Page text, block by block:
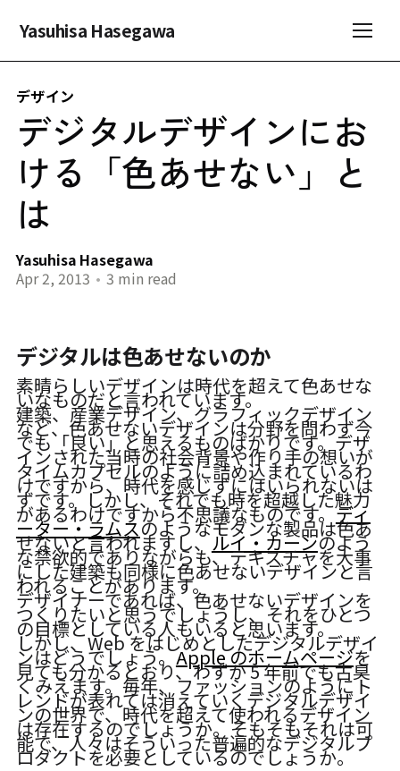
Yasuhisa Hasegawa
デザイン
デジタルデザインにお
ける「色あせない」と
は
Yasuhisa Hasegawa
Apr 2, 2013 • 3 min read
デジタルは色あせないのか
素晴らしいデザインは時代を超えて色あせな
いなものだと言われています。
建築、産業デザイン、グラフィックデザイン
など、色あせないデザインは分野を問わず今
でも「良い」と思えるものばかりです。デザ
インされた当時の社会背景や作り手の想いが
タイムカプセルのように詰め込まれているわ
けですから、時代を感じずにはいられないは
ずです。しかし、それでも時を超越した魅力
があるわけですから不思議なものです。ディ
ーター・ラムスのようなモダンな製品は色あ
せないと言われますし、ルイ・カーンのよう
な禁欲的でありながらも、テキスチャを大事
にした建築も同様に色あせないデザインと言
われることがあります。
デザイナーであれば、色あせないデザインを
つくりたいと思うでしょうし、それをひとつ
の目標としている人もいると思います。
しかし、Web をはじめとしたデジタルデザイ
ンはどうでしょう。Apple のホームページを
見ても分かるとおり、わずか 5 年前でも古臭
くみえます。毎年、ファッションのようにト
レンドが表れては消えていくデジタルデザイ
ンの世界で、時代を超えて使われるデザイン
は存在するのでしょうか。そもそもそれは可
能で、人々はそういった普遍的なデジタルプ
ロダクトを必要としているのでしょうか。